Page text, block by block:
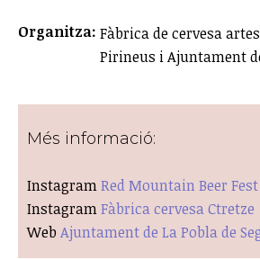
Organitza: Fàbrica de cervesa
Pirineus i Ajuntament
Més informació:
InstagramRed Mountain Beer Fest
InstagramFàbrica cervesa Ctretze
Web Ajuntament de La Pobla de